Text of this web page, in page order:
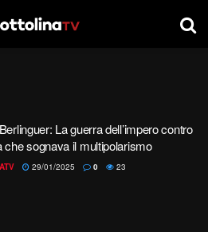
La guerra dell’impero contro
che sognava il multipolarismo
29/01/2025 0 23